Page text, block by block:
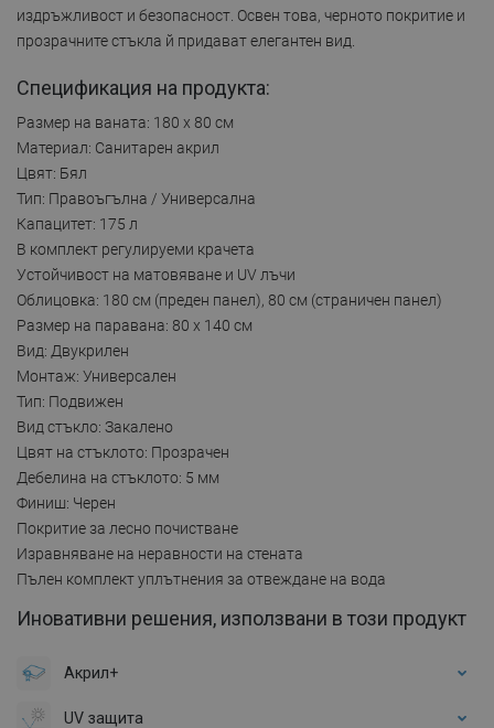
издръжливост и безопасност. Освен това, черното покритие и
прозрачните стъкла й придават елегантен вид.
Спецификация на продукта:
Размер на ваната: 180 x 80 см
Материал: Санитарен акрил
Цвят: Бял
Тип: Правоъгълна / Универсална
Капацитет: 175 л
В комплект регулируеми крачета
Устойчивост на матовяване и UV лъчи
Облицовка: 180 см (преден панел), 80 см (страничен панел)
Размер на паравана: 80 x 140 см
Вид: Двукрилен
Монтаж: Универсален
Тип: Подвижен
Вид стъкло: Закалено
Цвят на стъклото: Прозрачен
Дебелина на стъклото: 5 мм
Финиш: Черен
Покритие за лесно почистване
Изравняване на неравности на стената
Пълен комплект уплътнения за отвеждане на вода
Иновативни решения, използвани в този продукт
Акрил+
UV защита